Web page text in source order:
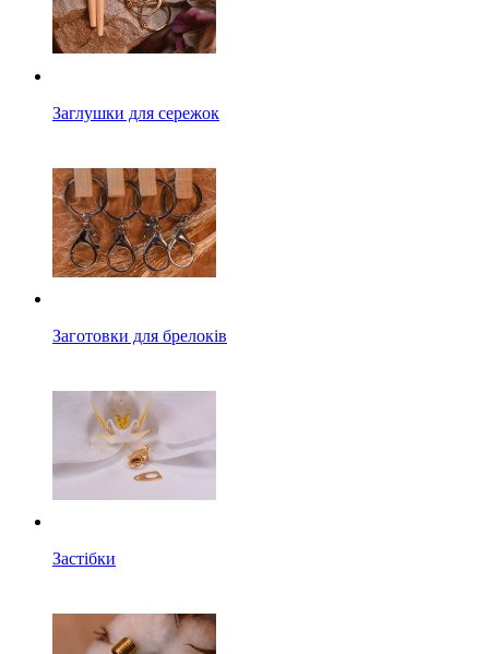
Заглушки для сережок
Заготовки для брелоків
Застібки